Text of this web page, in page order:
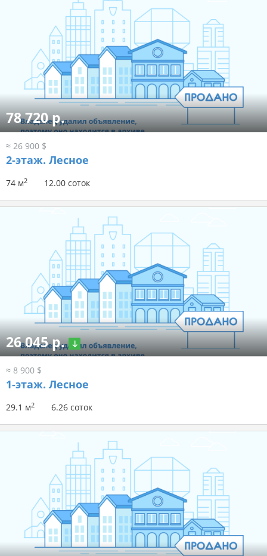
78 720 р.
≈ 26 900 $
2-этаж. Лесное
74 м2 12.00 соток
26 045 р.
≈ 8 900 $
1-этаж. Лесное
29.1 м2 6.26 соток